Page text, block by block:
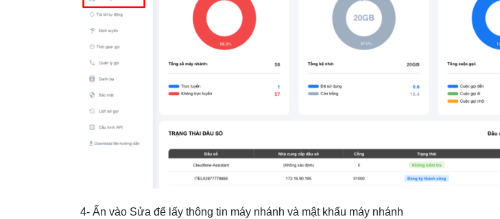
4- Ấn vào Sửa để lấy thông tin máy nhánh và mật khẩu máy nhánh